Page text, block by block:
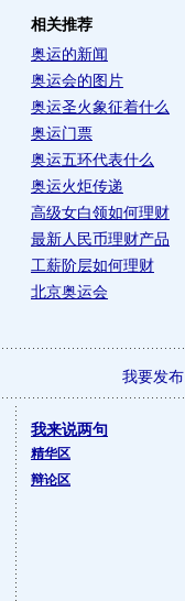
相关推荐
奥运的新闻
奥运会的图片
奥运圣火象征着什么
奥运门票
奥运五环代表什么
奥运火炬传递
高级女白领如何理财
最新人民币理财产品
工薪阶层如何理财
北京奥运会
我要发布
我来说两句
精华区
辩论区